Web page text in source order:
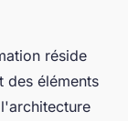
réside
des éléments